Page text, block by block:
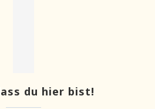
du hier bist!